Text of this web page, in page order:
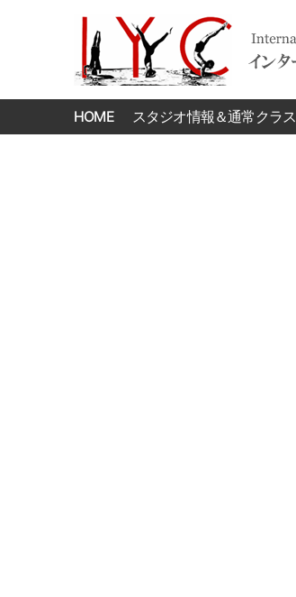
Yoga
Center
HOME スタジオ情報＆通常クラス